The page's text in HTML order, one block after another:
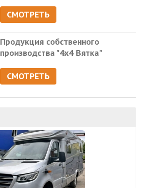
СМОТРЕТЬ
Продукция собственного
производства "4х4 Вятка"
СМОТРЕТЬ